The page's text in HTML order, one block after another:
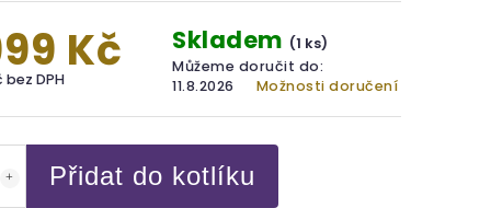
Kč
bez DPH
Skladem (1 ks)
Můžeme doručit do:
11.8.2026
Možnosti doručení
Přidat do kotlíku